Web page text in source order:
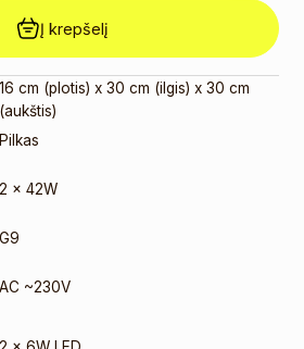
Į krepšelį
16 cm (plotis) x 30 cm (ilgis) x 30 cm
(aukštis)
Pilkas
2 x 42W
G9
AC ~230V